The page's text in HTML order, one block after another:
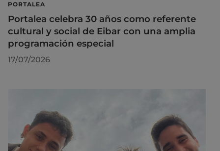
PORTALEA
Portalea celebra 30 años como referente
cultural y social de Eibar con una amplia
programación especial
17/07/2026